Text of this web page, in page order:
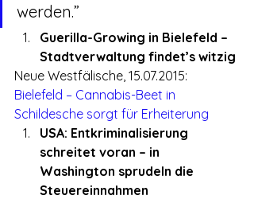
werden.”
Guerilla-Growing in Bielefeld –
Stadtverwaltung findet’s witzig
Neue Westfälische, 15.07.2015:
Bielefeld – Cannabis-Beet in
Schildesche sorgt für Erheiterung
USA: Entkriminalisierung
schreitet voran – in
Washington sprudeln die
Steuereinnahmen